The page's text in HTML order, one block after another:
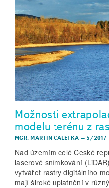
Možnosti
modelu terénu z
MGR. MARTIN CALETKA –5/2017
Nad územím celé České
laserové snímkování
vytvářet rastry digitálního
mají široké uplatnění v